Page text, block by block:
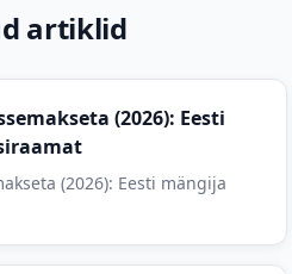
artiklid
(2026): Eesti
(2026): Eesti mängija